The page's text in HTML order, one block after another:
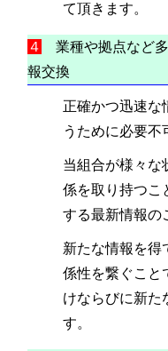
て頂きます。
４
業種や拠点など
報交換
正確かつ迅速な
うために必要不
当組合が様々な
係を取り持つこ
する最新情報の
新たな情報を得
係性を繋ぐこと
けならびに新た
す。